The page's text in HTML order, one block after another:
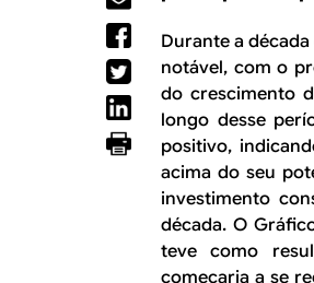
E
a
l
Durante a
notável, com o
do crescimento
longo desse
positivo,
acima do seu
investimento
década. O
teve como
começaria a se